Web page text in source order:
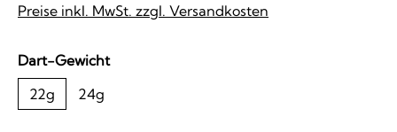
Preise inkl. MwSt. zzgl. Versandkosten
Dart-Gewichtauswählen
22g
24g